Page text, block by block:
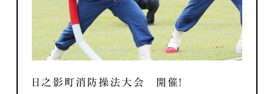
日之影町消防操法大会 開催！